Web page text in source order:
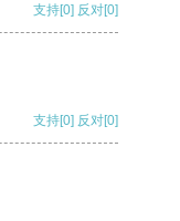
支持[0] 反对[0]
支持[0] 反对[0]